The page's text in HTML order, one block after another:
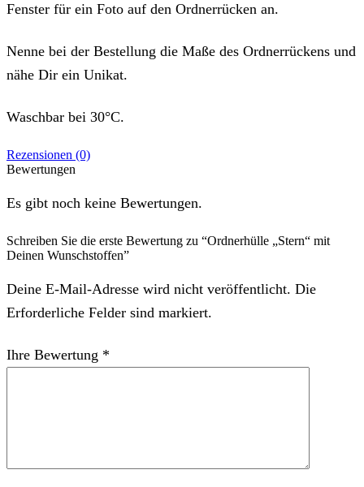
Fenster für ein Foto auf den Ordnerrücken an.
Nenne bei der Bestellung die Maße des Ordnerrückens und
nähe Dir ein Unikat.
Waschbar bei 30°C.
Rezensionen (0)
Bewertungen
Es gibt noch keine Bewertungen.
Schreiben Sie die erste Bewertung zu “Ordnerhülle „Stern“ mit
Deinen Wunschstoffen”
Deine E-Mail-Adresse wird nicht veröffentlicht. Die
Erforderliche Felder sind markiert.
Ihre Bewertung *